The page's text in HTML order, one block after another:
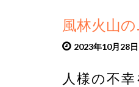
風林火山
2023年10月28日
人様の不